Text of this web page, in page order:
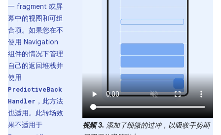
视频 3. 添加了细微的过冲，以吸收手势期
一 fragment 或屏
幕中的视图和可组
合项。如果您在不
使用 Navigation
组件的情况下管理
自己的返回堆栈并
使用
PredictiveBack
Handler ，此方法
也适用。此转场效
果不适用于